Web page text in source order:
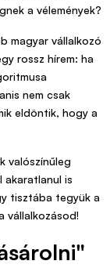
a vélemények?
magyar vállalkozó
rossz hírem: ha
nem csak
eldöntik, hogy a
valószínűleg
akaratlanul is
tisztába tegyük a
vállalkozásod!